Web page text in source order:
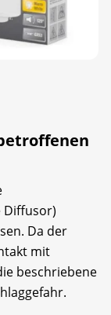
Diffusor)
Da der
mit
beschriebene